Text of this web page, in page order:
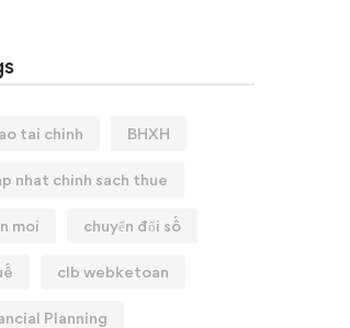
tai chinh BHXH
nhat chinh sach thue
moi chuyển đổi số
clb webketoan
Planning